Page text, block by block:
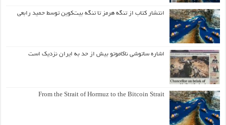
انتشار کتاب از تنگه هرمز تا تنگه بیت‌کوین توسط حمید رابعی
اشاره ساتوشی ناکاموتو بیش از حد به ایران نزدیک است
From the Strait of Hormuz to the Bitcoin Strait